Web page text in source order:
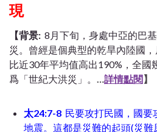
現
【背景: 8月下旬，身處中亞的巴
災。曾經是個典型的乾旱內陸國
比近30年平均值高出190%，全國
爲「世紀大洪災」。
詳情點閱】
太24:7-8 民要攻打民國，國要
地震。這都是災難的起頭(災難